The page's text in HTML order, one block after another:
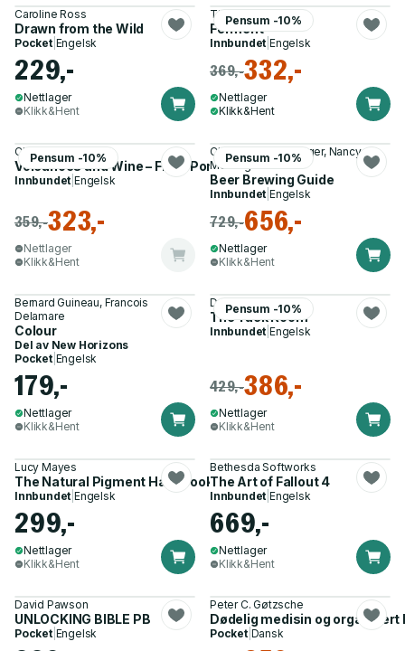
Caroline Ross
Drawn from the Wild
Pocket| Engelsk
229,-
Nettlager
Klikk&Hent
Pensum -10%
Tim Spector
Ferment
Innbundet |Engelsk
369,-332,-
Nettlager
Klikk&Hent
Pensum -10%
Charles Frankel
Volcanoes and Wine – From Pompeii to Napa
Innbundet |Engelsk
359,-323,-
Nettlager
Klikk&Hent
Pensum -10%
Christopher McGreger, Nancy
McGreger
Beer Brewing Guide
Innbundet |Engelsk
729,-656,-
Nettlager
Klikk&Hent
Bernard Guineau, Francois
Delamare
Colour
Del av New Horizons
Pocket| Engelsk
179,-
Nettlager
Klikk&Hent
Pensum -10%
Dr. Paula Sells
The Tack Room
Innbundet |Engelsk
429,-386,-
Nettlager
Klikk&Hent
Lucy Mayes
The Natural Pigment Handbook
Innbundet |Engelsk
299,-
Nettlager
Klikk&Hent
Bethesda Softworks
The Art of Fallout 4
Innbundet |Engelsk
669,-
Nettlager
Klikk&Hent
David Pawson
UNLOCKING BIBLE PB
Pocket| Engelsk
Peter C. Gøtzsche
Dødelig medisin og
Pocket| Dansk